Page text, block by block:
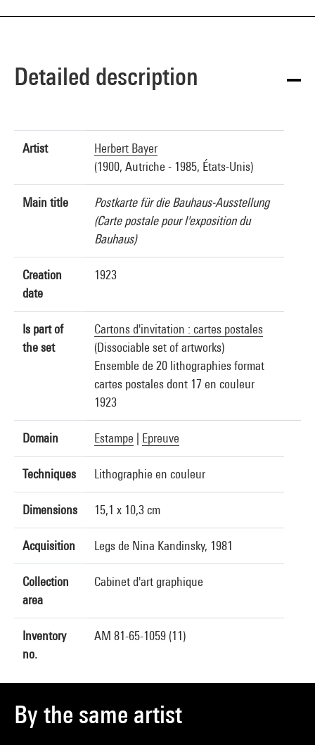
Detailed description
Artist
Herbert Bayer
(1900, Autriche - 1985, États-Unis)
Main title
Postkarte für die Bauhaus-Ausstellung
(Carte postale pour l'exposition du
Bauhaus)
Creation
date
1923
Is part of
the set
Cartons d'invitation : cartes postales
(Dissociable set of artworks)
Ensemble de 20 lithographies format
cartes postales dont 17 en couleur
1923
Domain Estampe Epreuve
Techniques Lithographie en couleur
Dimensions 15,1 x 10,3 cm
Acquisition Legs de Nina Kandinsky, 1981
Collection
area
Cabinet d'art graphique
Inventory
no.
AM 81-65-1059 (11)
By the same artist